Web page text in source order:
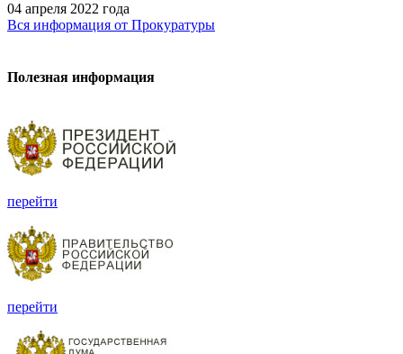
04 апреля 2022 года
Вся информация от Прокуратуры
Полезная информация
перейти
перейти